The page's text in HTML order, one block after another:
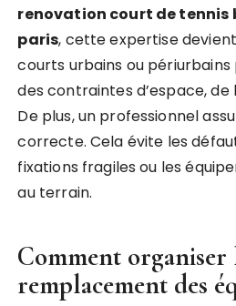
renovation court de tennis
paris, cette expertise
courts urbains ou
des contraintes d’espace,
De plus, un professionnel
correcte. Cela évite les
fixations fragiles ou les
au terrain.
Comment organiser
remplacement des